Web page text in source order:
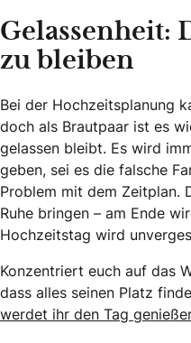
Gelassenheit:
zu bleiben
Bei der Hochzeitsplanung
doch als Brautpaar ist es
gelassen bleibt. Es wird
geben, sei es die falsche
Problem mit dem Zeitplan.
Ruhe bringen – am Ende
Hochzeitstag wird
Konzentriert euch auf das
dass alles seinen Platz
werdet ihr den Tag